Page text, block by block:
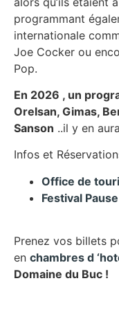
programmant
internationale
Joe Cocker ou
Pop.
En 2026 , un
Orelsan, Gimas,
Sanson ..il y en
Infos et
Office de
Festival
Prenez vos billets
en chambres d
Domaine du Buc !